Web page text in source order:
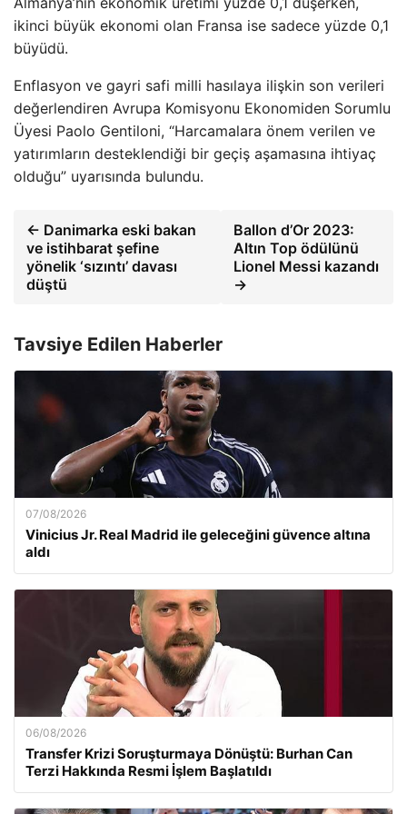
ikinci büyük ekonomi olan Fransa ise sadece yüzde 0,1
büyüdü.
Enflasyon ve gayri safi milli hasılaya ilişkin son verileri
değerlendiren Avrupa Komisyonu Ekonomiden Sorumlu
Üyesi Paolo Gentiloni, “Harcamalara önem verilen ve
yatırımların desteklendiği bir geçiş aşamasına ihtiyaç
olduğu” uyarısında bulundu.
← Danimarka eski bakan
ve istihbarat şefine
yönelik ‘sızıntı’ davası
düştü
Ballon d’Or 2023:
Altın Top ödülünü
Lionel Messi kazandı
→
Tavsiye Edilen Haberler
07/08/2026
Vinicius Jr. Real Madrid ile geleceğini güvence altına
aldı
06/08/2026
Transfer Krizi Soruşturmaya Dönüştü: Burhan Can
Terzi Hakkında Resmi İşlem Başlatıldı